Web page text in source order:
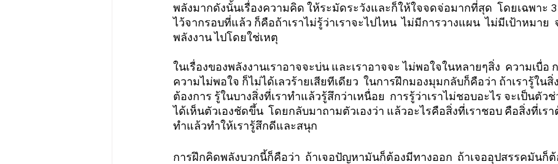
พลังมากดังนั้นเรื่องความคิด ให้ระมัดระวังและก็ให้ใจจดจ่อมากที่สุด  โดยเฉพาะ
ไว้จากรอบที่แล้ว ก็คือถ้าเราไม่รู้ว่าเราจะไปไหน  ไม่มีการวางแผน  ไม่มีเป้าหมาย
พลังงาน ไปโดยใช่เหตุ
ในเรื่องของพลังงานเราอาจจะบ่น และเราอาจจะ ไม่พอใจในหลายๆสิ่ง  ความเบื่อ
ความไม่พอใจ ก็ไม่ได้เลวร้ายเสียทีเดียว  ในการฝึกมองมุมกลับก็คือว่า ถ้าเรารู้ในสิ่
ต้องการ รู้ในบางสิ่งที่เราทำแล้วรู้สึกว่าเหนื่อย  การรู้ว่าเราไม่ชอบอะไร จะเป็นตัว
ได้เห็นตัวเองชัดขึ้น  โดยกลับมาถามตัวเองว่า แล้วอะไรคือสิ่งที่เราชอบ คือสิ่งที่เรา
ทำแล้วทำให้เรารู้สึกดีและสนุก
การฝึกคิดพลังบวกนี้ก็คือว่า  ถ้าเจอปัญหามันก็ต้องมีทางออก  ถ้าเจออุปสรรคมันก็ต้